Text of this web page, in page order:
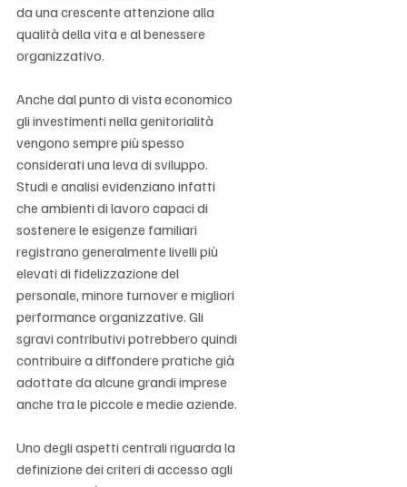
da una crescente attenzione alla
qualità della vita e al benessere
organizzativo.
Anche dal punto di vista economico
gli investimenti nella genitorialità
vengono sempre più spesso
considerati una leva di sviluppo.
Studi e analisi evidenziano infatti
che ambienti di lavoro capaci di
sostenere le esigenze familiari
registrano generalmente livelli più
elevati di fidelizzazione del
personale, minore turnover e migliori
performance organizzative. Gli
sgravi contributivi potrebbero quindi
contribuire a diffondere pratiche già
adottate da alcune grandi imprese
anche tra le piccole e medie aziende.
Uno degli aspetti centrali riguarda la
definizione dei criteri di accesso agli